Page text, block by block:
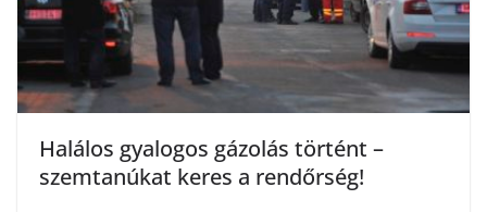
Halálos gyalogos gázolás történt –
szemtanúkat keres a rendőrség!